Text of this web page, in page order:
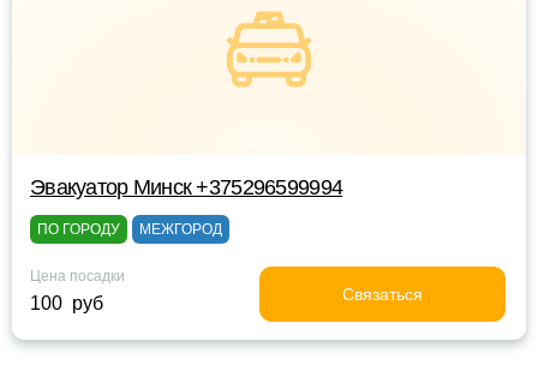
Эвакуатор Минск +375296599994
ПО ГОРОДУ МЕЖГОРОД
Цена посадки
100 руб Связаться